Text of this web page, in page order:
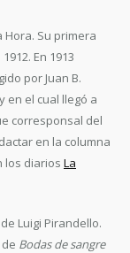
Hora. Su primera
En 1913
por Juan B.
y en el cual llegó a
corresponsal del
en la columna
los diarios La
Luigi Pirandello.
Bodas de sangre